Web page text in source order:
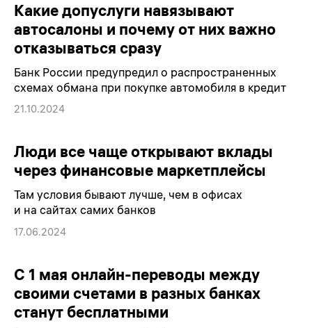
Какие допуслуги навязывают
автосалоны и почему от них важно
отказываться сразу
Банк России предупредил о распространенных
схемах обмана при покупке автомобиля в кредит
21.10.2024
Люди все чаще открывают вклады
через финансовые маркетплейсы
Там условия бывают лучше, чем в офисах
и на сайтах самих банков
17.06.2024
С 1 мая онлайн-переводы между
своими счетами в разных банках
станут бесплатными